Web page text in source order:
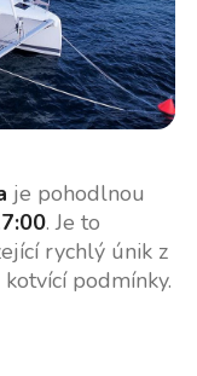
je pohodlnou
. Je to
rychlý únik z
podmínky.